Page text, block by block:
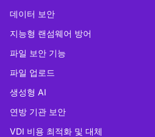
데이터 보안
지능형 랜섬웨어 방어
파일 보안 기능
파일 업로드
생성형 AI
연방 기관 보안
VDI 비용 최적화 및 대체